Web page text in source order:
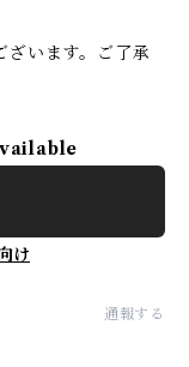
います。ご了承
け
通報する